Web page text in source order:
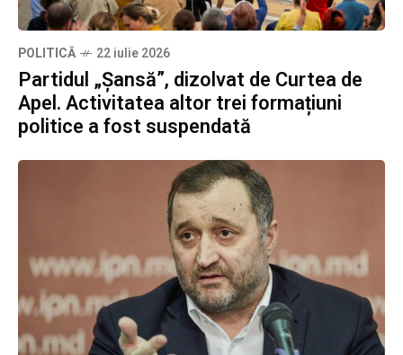
POLITICĂ 22 iulie 2026
Partidul „Șansă”, dizolvat de Curtea de
Apel. Activitatea altor trei formațiuni
politice a fost suspendată